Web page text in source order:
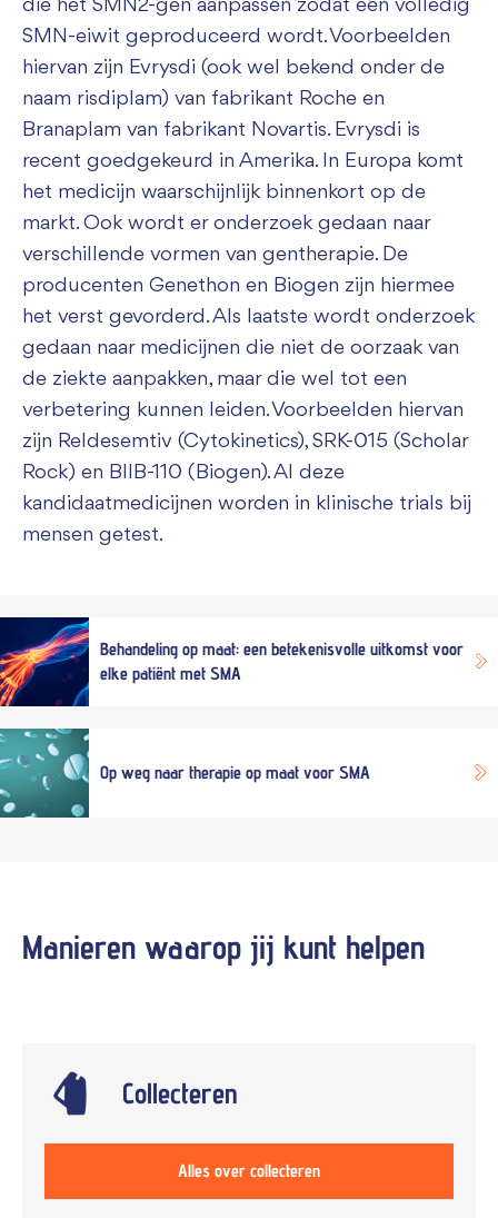
die het SMN2-gen aanpassen zodat een volledig
SMN-eiwit geproduceerd wordt. Voorbeelden
hiervan zijn Evrysdi (ook wel bekend onder de
naam risdiplam) van fabrikant Roche en
Branaplam van fabrikant Novartis. Evrysdi is
recent goedgekeurd in Amerika. In Europa komt
het medicijn waarschijnlijk binnenkort op de
markt. Ook wordt er onderzoek gedaan naar
verschillende vormen van gentherapie. De
producenten Genethon en Biogen zijn hiermee
het verst gevorderd. Als laatste wordt onderzoek
gedaan naar medicijnen die niet de oorzaak van
de ziekte aanpakken, maar die wel tot een
verbetering kunnen leiden. Voorbeelden hiervan
zijn Reldesemtiv (Cytokinetics), SRK-015 (Scholar
Rock) en BIIB-110 (Biogen). Al deze
kandidaatmedicijnen worden in klinische trials bij
mensen getest.
Behandeling op maat: een betekenisvolle uitkomst voor
elke patiënt met SMA
Op weg naar therapie op maat voor SMA
Manieren waarop jij kunt helpen
Collecteren
Alles over collecteren